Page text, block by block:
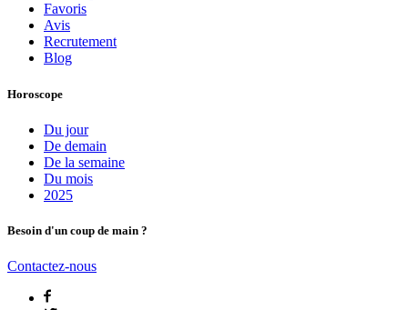
Favoris
Avis
Recrutement
Blog
Horoscope
Du jour
De demain
De la semaine
Du mois
2025
Besoin d'un coup de main ?
Contactez-nous